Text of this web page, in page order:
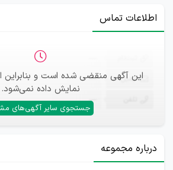
اطلاعات تماس
این آگهی منقضی شده است و بنابراین
نمایش داده نمی‌شود.
جستجوی سایر آگهی‌های
ایمیل —
—
درباره مجموعه